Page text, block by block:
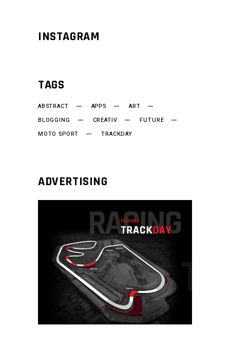
INSTAGRAM
TAGS
ABSTRACT APPS
ART
BLOGGING
CREATIV
FUTURE
MOTO SPORT
TRACKDAY
ADVERTISING